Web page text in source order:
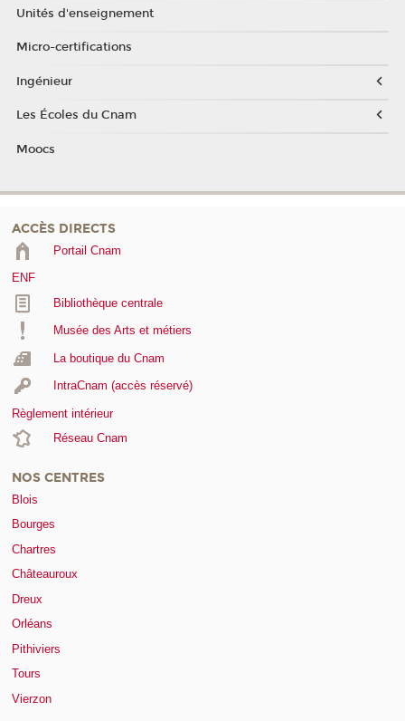
Unités d'enseignement
Micro-certifications
Ingénieur
Les Écoles du Cnam
Moocs
ACCÈS DIRECTS
Portail Cnam
ENF
Bibliothèque centrale
Musée des Arts et métiers
La boutique du Cnam
IntraCnam (accès réservé)
Règlement intérieur
Réseau Cnam
NOS CENTRES
Blois
Bourges
Chartres
Châteauroux
Dreux
Orléans
Pithiviers
Tours
Vierzon